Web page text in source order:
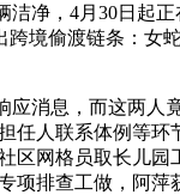
净，4月30日起正
境偷渡链条：女
消息，而这两人
任人联系体例等环
区网格员取长儿
项排查工做，阿萍